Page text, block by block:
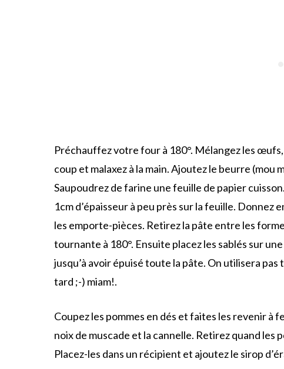
Préchauffez votre four à 180°. Mélangez les
coup et malaxez à la main. Ajoutez le beurre
Saupoudrez de farine une feuille de papier
1cm d’épaisseur à peu près sur la feuille. Donnez
les emporte-pièces. Retirez la pâte entre les
tournante à 180°. Ensuite placez les sablés sur
jusqu’à avoir épuisé toute la pâte. On utilisera
tard ;-) miam!.
Coupez les pommes en dés et faites les revenir à
noix de muscade et la cannelle. Retirez quand
Placez-les dans un récipient et ajoutez le sirop